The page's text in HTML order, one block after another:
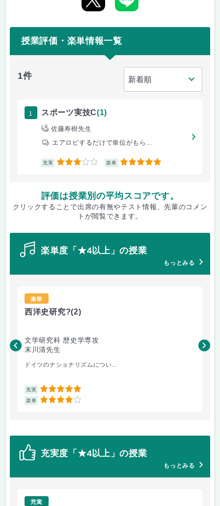
授業評価・楽単情報一覧
1件
1 スポーツ実技C(1)
佐藤寿樹先生
エアロビするだけで単位がもら...
充実 3 楽単 5
評価は授業別の平均スコアです。
クリックすることで出席の有無やテスト情報、先輩のコメン
トが閲覧できます。
楽単度「★4以上」の授業
もっとみる
楽単
西洋史研究?(2)
文学研究科 歴史学専攻
末川清先生
ドイツのナショナリズムについ...
充実 5
楽単 4
松
充実度「★4以上」の授業
もっとみる
充実